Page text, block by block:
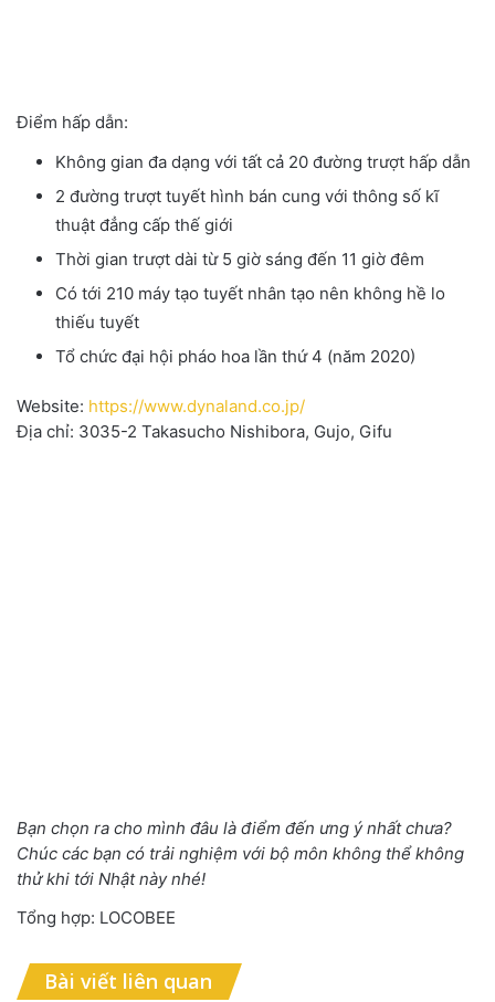
Điểm hấp dẫn:
Không gian đa dạng với tất cả 20 đường trượt hấp dẫn
2 đường trượt tuyết hình bán cung với thông số kĩ
thuật đẳng cấp thế giới
Thời gian trượt dài từ 5 giờ sáng đến 11 giờ đêm
Có tới 210 máy tạo tuyết nhân tạo nên không hề lo
thiếu tuyết
Tổ chức đại hội pháo hoa lần thứ 4 (năm 2020)
Website: https://www.dynaland.co.jp/
Địa chỉ: 3035-2 Takasucho Nishibora, Gujo, Gifu
Bạn chọn ra cho mình đâu là điểm đến ưng ý nhất chưa?
Chúc các bạn có trải nghiệm với bộ môn không thể không
thử khi tới Nhật này nhé!
Tổng hợp: LOCOBEE
Bài viết liên quan